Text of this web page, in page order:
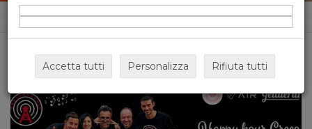
Home News&events
Accetta tutti Personalizza Rifiuta tutti